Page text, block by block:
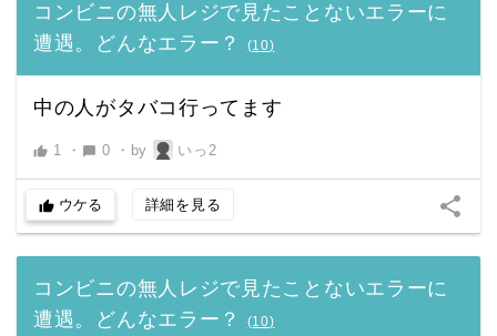
コンビニの無人レジで見たことないエラーに
遭遇。どんなエラー？
(10)
中の人がタバコ行ってます
thumb_up 1 ・ chat_bubble 0 ・ by いっ2
thumb_up ウケる 詳細を見る share
コンビニの無人レジで見たことないエラーに
遭遇。どんなエラー？
(10)